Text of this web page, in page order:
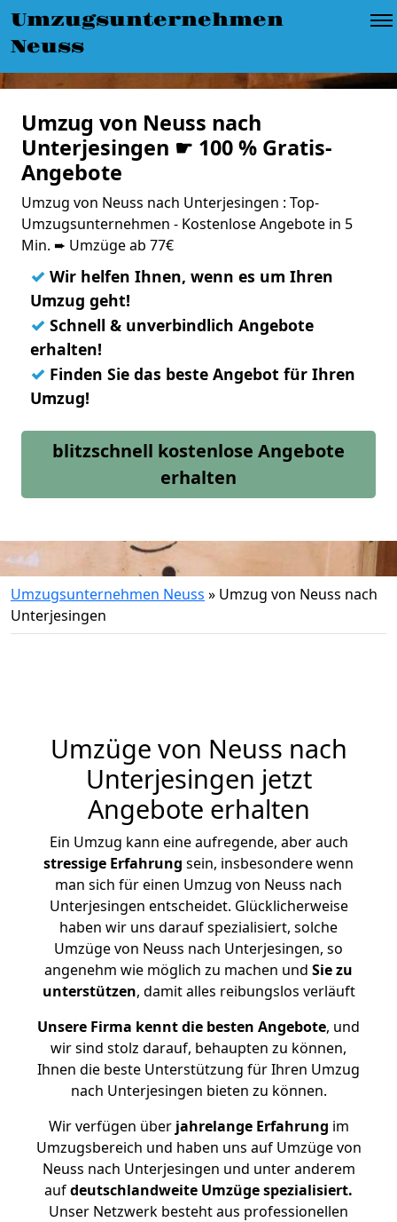
Umzugsunternehmen
Neuss
Umzug von Neuss nach
Unterjesingen ☛ 100 % Gratis-
Angebote
Umzug von Neuss nach Unterjesingen : Top-
Umzugsunternehmen - Kostenlose Angebote in 5
Min. ➨ Umzüge ab 77€
✓ Wir helfen Ihnen, wenn es um Ihren
Umzug geht!
✓ Schnell & unverbindlich Angebote
erhalten!
✓ Finden Sie das beste Angebot für Ihren
Umzug!
blitzschnell kostenlose Angebote
erhalten
Umzugsunternehmen Neuss » Umzug von Neuss nach
Unterjesingen
Umzüge von Neuss nach
Unterjesingen jetzt
Angebote erhalten
Ein Umzug kann eine aufregende, aber auch
stressige Erfahrung sein, insbesondere wenn
man sich für einen Umzug von Neuss nach
Unterjesingen entscheidet. Glücklicherweise
haben wir uns darauf spezialisiert, solche
Umzüge von Neuss nach Unterjesingen, so
angenehm wie möglich zu machen und Sie zu
unterstützen, damit alles reibungslos verläuft
Unsere Firma kennt die besten Angebote, und
wir sind stolz darauf, behaupten zu können,
Ihnen die beste Unterstützung für Ihren Umzug
nach Unterjesingen bieten zu können.
Wir verfügen überjahrelange Erfahrung im
Umzugsbereich und haben uns auf Umzüge von
Neuss nach Unterjesingen und unter anderem
aufdeutschlandweite Umzüge spezialisiert.
Unser Netzwerk besteht aus professionellen